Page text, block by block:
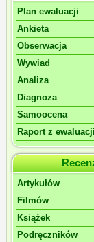
Plan ewaluacji
Ankieta
Obserwacja
Wywiad
Analiza
Diagnoza
Samoocena
Raport z ewaluacji
Artykułów
Filmów
Książek
Podręczników